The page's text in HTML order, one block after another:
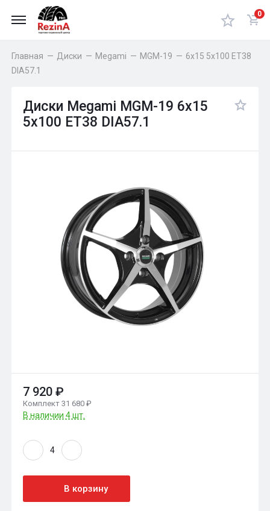
0
Главная — Диски — Megami — MGM-19 — 6x15 5x100 ET38
DIA57.1
Диски Megami MGM-19 6x15
5x100 ET38 DIA57.1
7 920 ₽
Комплект 31 680 ₽
В наличии 4 шт.
В корзину